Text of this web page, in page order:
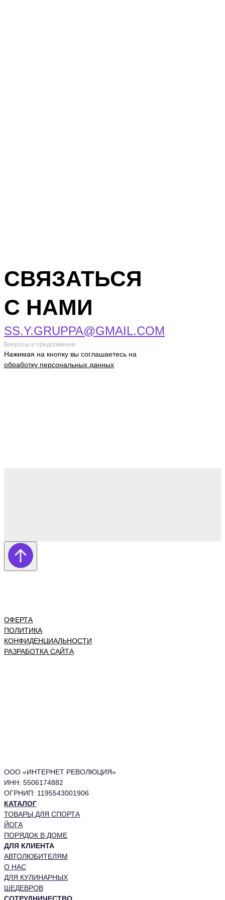
СВЯЗАТЬСЯ
С НАМИ
SS.Y.GRUPPA@GMAIL.COM
Вопросы и предложения
Нажимая на кнопку вы соглашаетесь на
обработку персональных данных
ООО «ИНТЕРНЕТ РЕВОЛЮЦИЯ»
ИНН: 5506174882
ОГРНИП: 1195543001906
КАТАЛОГ
ТОВАРЫ ДЛЯ СПОРТА
ЙОГА
ПОРЯДОК В ДОМЕ
ДЛЯ КЛИЕНТА
АВТОЛЮБИТЕЛЯМ
О НАС
ДЛЯ КУЛИНАРНЫХ
ШЕДЕВРОВ
ОФЕРТА
ПОЛИТИКА
КОНФИДЕНЦИАЛЬНОСТИ
РАЗРАБОТКА САЙТА